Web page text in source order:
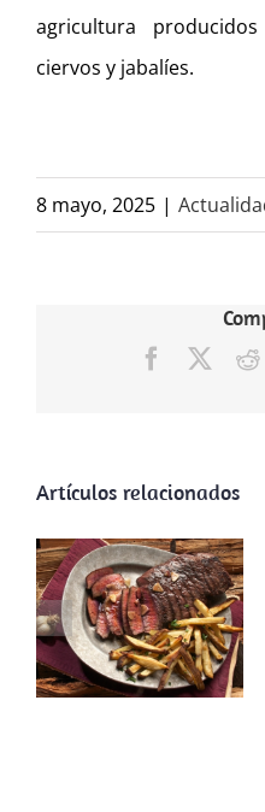
agricultura
ciervos y jabalíes.
8 mayo, 2025 |
Facebook
Artículos relacionados
Desperdicio
criminal